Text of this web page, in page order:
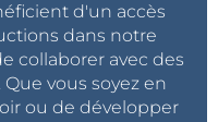
d'un accès
dans notre
collaborer avec des
vous soyez en
ou de développer